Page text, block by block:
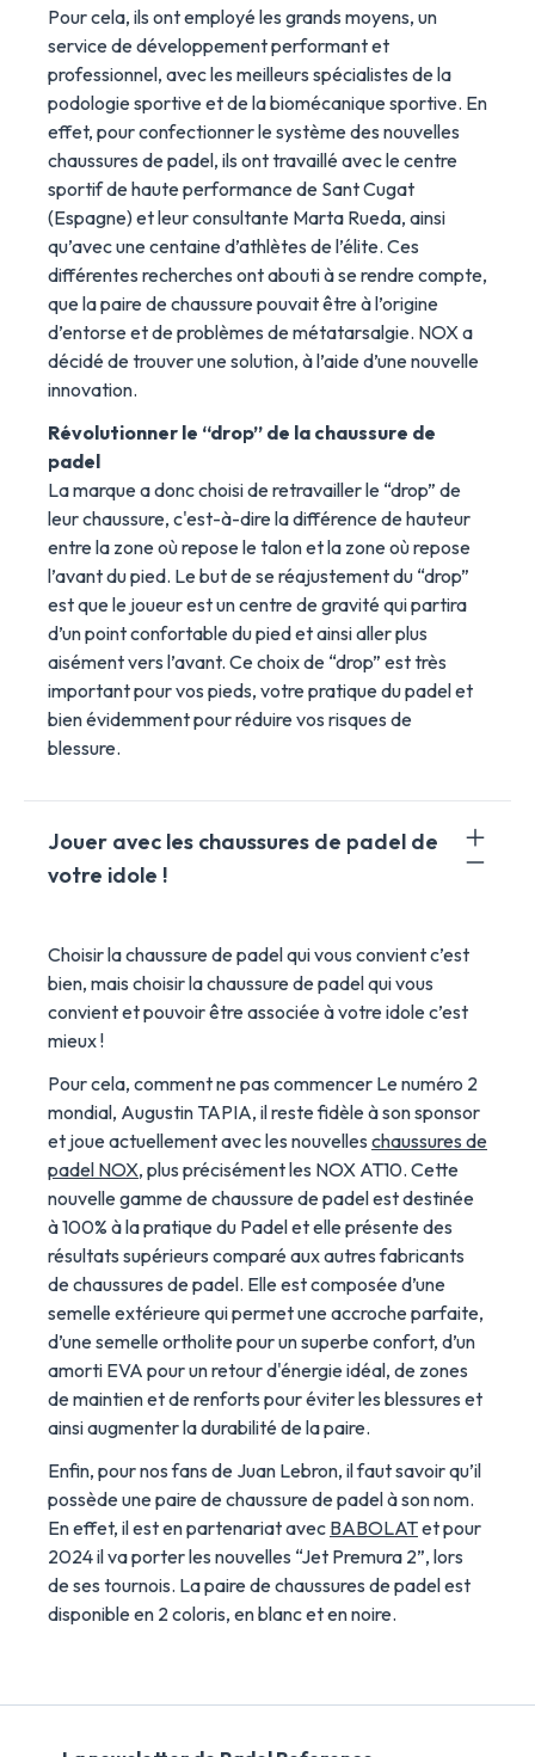
Pour cela, ils ont employé les grands moyens, un
service de développement performant et
professionnel, avec les meilleurs spécialistes de la
podologie sportive et de la biomécanique sportive. En
effet, pour confectionner le système des nouvelles
chaussures de padel, ils ont travaillé avec le centre
sportif de haute performance de Sant Cugat
(Espagne) et leur consultante Marta Rueda, ainsi
qu’avec une centaine d’athlètes de l’élite. Ces
différentes recherches ont abouti à se rendre compte,
que la paire de chaussure pouvait être à l’origine
d’entorse et de problèmes de métatarsalgie. NOX a
décidé de trouver une solution, à l’aide d’une nouvelle
innovation.
Révolutionner le “drop” de la chaussure de
padel
La marque a donc choisi de retravailler le “drop” de
leur chaussure, c'est-à-dire la différence de hauteur
entre la zone où repose le talon et la zone où repose
l’avant du pied. Le but de se réajustement du “drop”
est que le joueur est un centre de gravité qui partira
d’un point confortable du pied et ainsi aller plus
aisément vers l’avant. Ce choix de “drop” est très
important pour vos pieds, votre pratique du padel et
bien évidemment pour réduire vos risques de
blessure.
Jouer avec les chaussures de padel de
votre idole !
Choisir la chaussure de padel qui vous convient c’est
bien, mais choisir la chaussure de padel qui vous
convient et pouvoir être associée à votre idole c’est
mieux !
Pour cela, comment ne pas commencer Le numéro 2
mondial, Augustin TAPIA, il reste fidèle à son sponsor
et joue actuellement avec les nouvelles chaussures de
padel NOX, plus précisément les NOX AT10. Cette
nouvelle gamme de chaussure de padel est destinée
à 100% à la pratique du Padel et elle présente des
résultats supérieurs comparé aux autres fabricants
de chaussures de padel. Elle est composée d’une
semelle extérieure qui permet une accroche parfaite,
d’une semelle ortholite pour un superbe confort, d’un
amorti EVA pour un retour d'énergie idéal, de zones
de maintien et de renforts pour éviter les blessures et
ainsi augmenter la durabilité de la paire.
Enfin, pour nos fans de Juan Lebron, il faut savoir qu’il
possède une paire de chaussure de padel à son nom.
En effet, il est en partenariat avec BABOLATet pour
2024 il va porter les nouvelles “Jet Premura 2”, lors
de ses tournois. La paire de chaussures de padel est
disponible en 2 coloris, en blanc et en noire.